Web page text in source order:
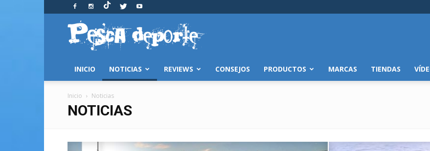
Pesca
y
Deporte
INICIO NOTICIAS REVIEWS CONSEJOS PRODUCTOS MARCAS TIENDAS
Inicio Noticias
NOTICIAS